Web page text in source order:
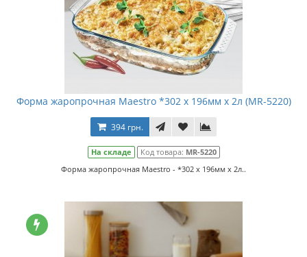
Форма жаропрочная Maestro *302 x 196мм x 2л (MR-5220)
394 грн.
На складе Код товара: MR-5220
Форма жаропрочная Maestro - *302 x 196мм x 2л..